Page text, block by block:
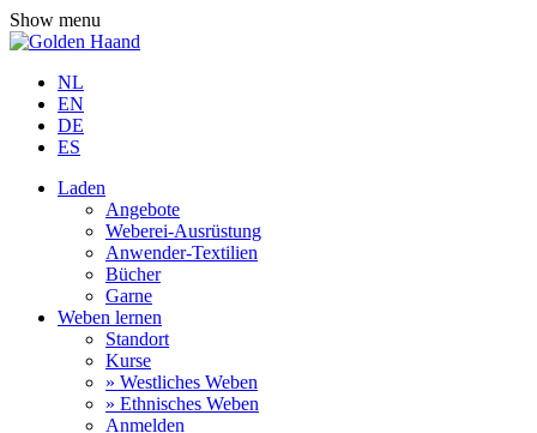
Show menu
NL
EN
DE
ES
Laden
Angebote
Weberei-Ausrüstung
Anwender-Textilien
Bücher
Garne
Weben lernen
Standort
Kurse
» Westliches Weben
» Ethnisches Weben
Anmelden